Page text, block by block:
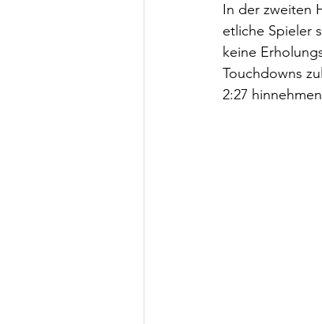
In der zweiten
etliche Spieler
keine
Touchdowns
2:27